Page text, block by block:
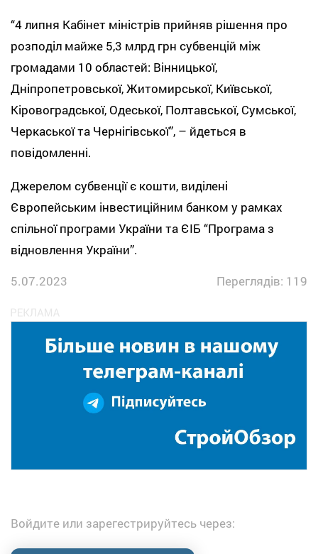
“4 липня Кабінет міністрів прийняв рішення про
розподіл майже 5,3 млрд грн субвенцій між
громадами 10 областей: Вінницької,
Дніпропетровської, Житомирської, Київської,
Кіровоградської, Одеської, Полтавської, Сумської,
Черкаської та Чернігівської”, – йдеться в
повідомленні.
Джерелом субвенції є кошти, виділені
Європейським інвестиційним банком у рамках
спільної програми України та ЄІБ “Програма з
відновлення України”.
5.07.2023
Переглядів: 119
Войдите или зарегестрируйтесь через: